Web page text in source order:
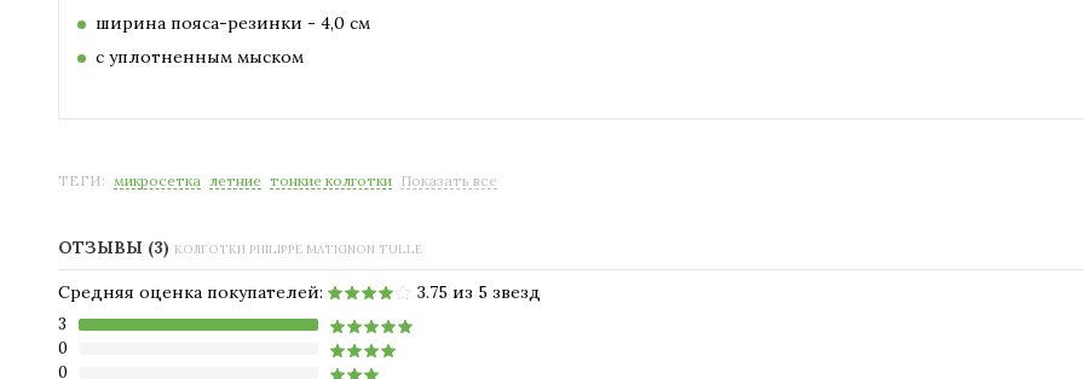
ширина пояса-резинки - 4,0 см
с уплотненным мыском
ТЕГИ: микросетка летние тонкие колготки Показать все
ОТЗЫВЫ (3) КОЛГОТКИ PHILIPPE MATIGNON TULLE
Средняя оценка покупателей: 3.75 из 5 звезд
3
0
0